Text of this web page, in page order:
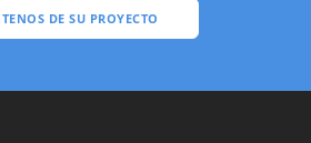
DE SU PROYECTO